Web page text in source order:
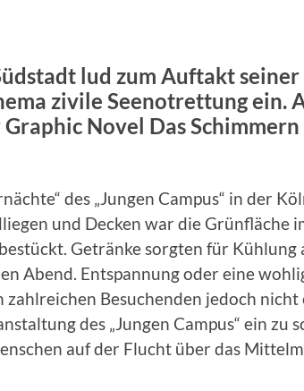
lud zum Auftakt seiner
zivile Seenotrettung ein.
Novel Das
des „Jungen Campus“ in der
und Decken war die Grünfläche
Getränke sorgten für Kühlung
Abend. Entspannung oder eine
Besuchenden jedoch nicht
des „Jungen Campus“ ein zu
auf der Flucht über das